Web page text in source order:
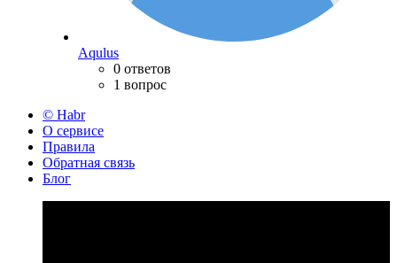
Aqulus
0 ответов
1 вопрос
© Habr
О сервисе
Правила
Обратная связь
Блог